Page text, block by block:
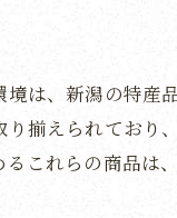
択肢
グギフトの工夫
は、新潟の特産
揃えられており
これらの商品は